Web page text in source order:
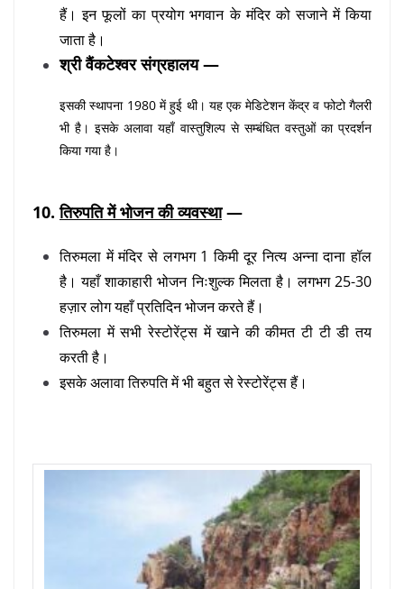
हैं। इन फूलों का प्रयोग भगवान के मंदिर को सजाने में किया
जाता है।
श्री वैंकटेश्वर संग्रहालय —
इसकी स्थापना 1980 में हुई थी। यह एक मेडिटेशन केंद्र व फोटो गैलरी
भी है। इसके अलावा यहाँ वास्तुशिल्प से सम्बंधित वस्तुओं का प्रदर्शन
किया गया है।
10.तिरुपति में भोजन की व्यवस्था—
तिरुमला में मंदिर से लगभग 1 किमी दूर नित्य अन्ना दाना हॉल
है। यहाँ शाकाहारी भोजन निःशुल्क मिलता है। लगभग 25-30
हज़ार लोग यहाँ प्रतिदिन भोजन करते हैं।
तिरुमला में सभी रेस्टोरेंट्स में खाने की कीमत टी टी डी तय
करती है।
इसके अलावा तिरुपति में भी बहुत से रेस्टोरेंट्स हैं।